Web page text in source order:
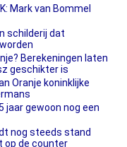
Mark van Bommel
schilderij dat
Berekeningen laten
geschikter is
Oranje koninklijke
jaar gewoon nog een
nog steeds stand
op de counter